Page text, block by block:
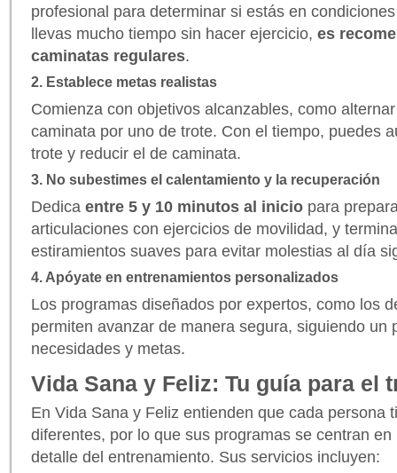
profesional para determinar si estás en
llevas mucho tiempo sin hacer ejercicio, es
caminatas regulares.
2. Establece metas realistas
Comienza con objetivos alcanzables, como
caminata por uno de trote. Con el tiempo, puedes
trote y reducir el de caminata.
3. No subestimes el calentamiento y la recuperación
Dedica entre 5 y 10 minutos al inicio para
articulaciones con ejercicios de movilidad, y
estiramientos suaves para evitar molestias al día
4. Apóyate en entrenamientos personalizados
Los programas diseñados por expertos, como los
permiten avanzar de manera segura, siguiendo un
necesidades y metas.
Vida Sana y Feliz: Tu guía para el
En Vida Sana y Feliz entienden que cada persona
diferentes, por lo que sus programas se centran
detalle del entrenamiento. Sus servicios incluyen: